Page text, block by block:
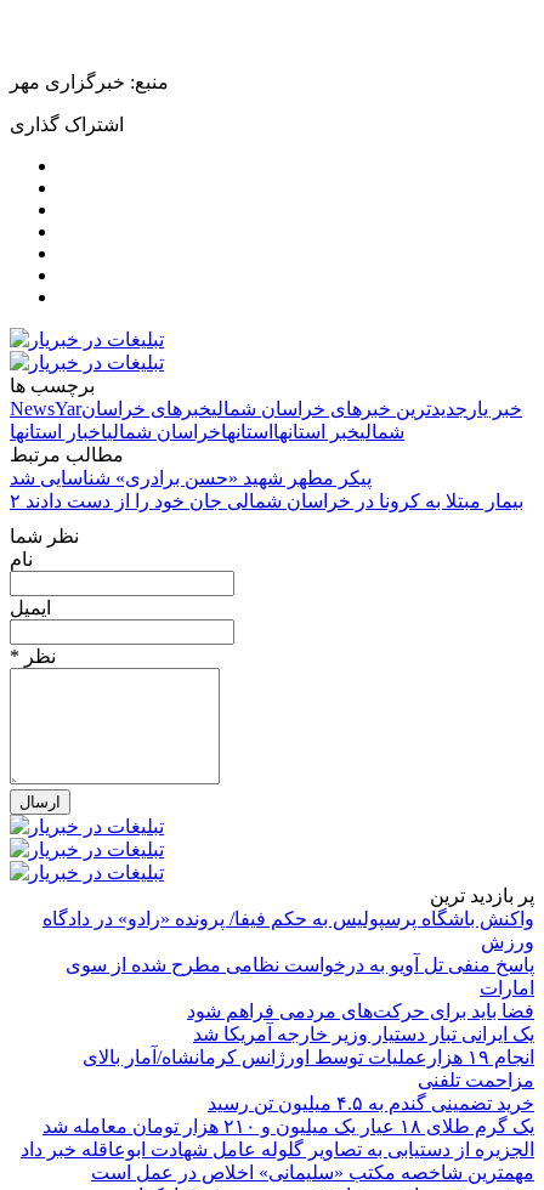
منبع: خبرگزاری مهر
اشتراک گذاری
برچسب ها
NewsYar
خبر یار جدیدترین خبرهای خراسان شمالیخبرهای خراسان
شمالیخبر استانها استانهاخراسان شمالیاخبار استانها
مطالب مرتبط
پیکر مطهر شهید «حسن برادری» شناسایی شد
۲ بیمار مبتلا به کرونا در خراسان شمالی جان خود را از دست دادند
نظر شما
نام
ایمیل
* نظر
پر بازدید ترین
واکنش باشگاه پرسپولیس به حکم فیفا/ پرونده «رادو» در دادگاه
ورزش
پاسخ منفی تل آویو به درخواست نظامی مطرح شده از سوی
امارات
فضا باید برای حرکت‌های مردمی فراهم شود
یک ایرانی تبار دستیار وزیر خارجه آمریکا شد
انجام ۱۹ هزارعملیات توسط اورژانس کرمانشاه/آمار بالای
مزاحمت تلفنی
خرید تضمینی گندم به ۴.۵ میلیون تن رسید
یک گرم طلای ۱۸ عیار یک میلیون و ۲۱۰ هزار تومان معامله شد
الجزیره از دستیابی به تصاویر گلوله عامل شهادت ابوعاقله خبر داد
مهمترین شاخصه مکتب «سلیمانی» اخلاص در عمل است